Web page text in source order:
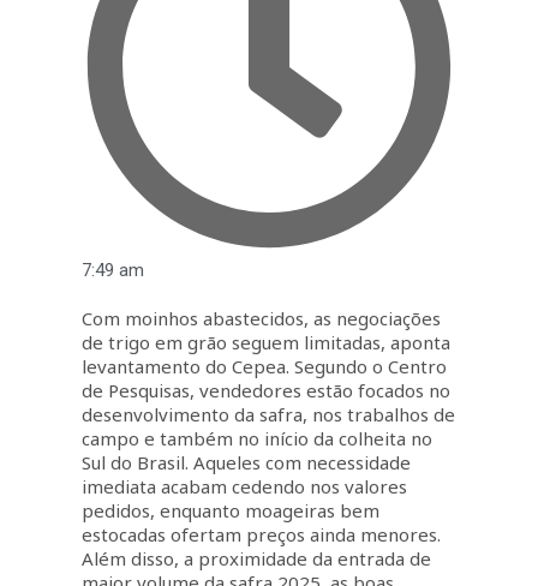
7:49 am
Com moinhos abastecidos, as negociações
de trigo em grão seguem limitadas, aponta
levantamento do Cepea. Segundo o Centro
de Pesquisas, vendedores estão focados no
desenvolvimento da safra, nos trabalhos de
campo e também no início da colheita no
Sul do Brasil. Aqueles com necessidade
imediata acabam cedendo nos valores
pedidos, enquanto moageiras bem
estocadas ofertam preços ainda menores.
Além disso, a proximidade da entrada de